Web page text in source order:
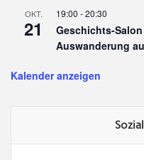
OKT.
21
19:00 -20:30
Geschichts-
Auswanderung
Kalender anzeigen